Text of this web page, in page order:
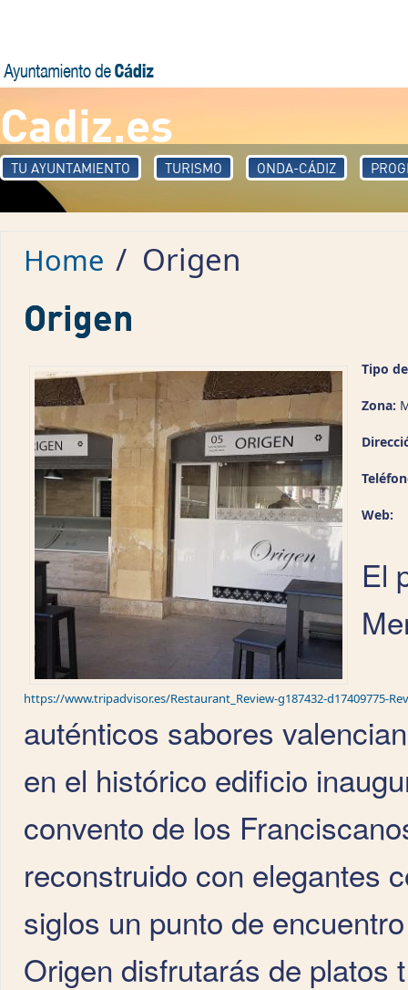
Cadiz.es
TU AYUNTAMIENTO TURISMO ONDA-CÁDIZ
Home / Origen
Origen
Tipo
Zona:
Web:
https://www.tripadvisor.es/Restaurant_Review-g187432-d17409775-
El
auténticos sabores
en el histórico edificio
convento de los
reconstruido con elegantes
siglos un punto de
Origen disfrutarás de platos